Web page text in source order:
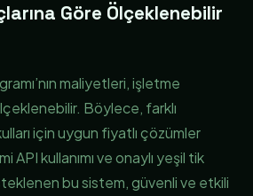
Göre Ölçeklenebilir
maliyetleri, işletme
Böylece, farklı
için uygun fiyatlı çözümler
API kullanımı ve onaylı yeşil tik
bu sistem, güvenli ve etkili